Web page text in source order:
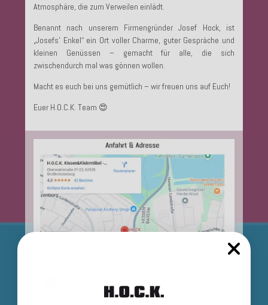
Atmosphäre, die zum Verweilen einlädt.
Benannt nach unserem Firmengründer Josef Hock, ist
„Josefs’ Enkel“ ein Ort voller Charme, guter Gespräche und
kleinen Genüssen – gemacht für alle, die sich
zwischendurch mal was gönnen wollen.
Macht es euch bei uns gemütlich – wir freuen uns auf Euch!
Euer H.O.C.K. Team 😍